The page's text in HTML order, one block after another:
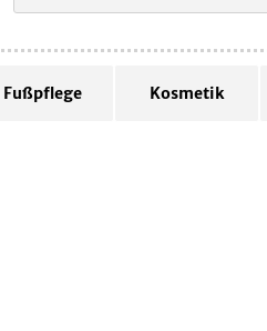
Fußpflege Kosmetik